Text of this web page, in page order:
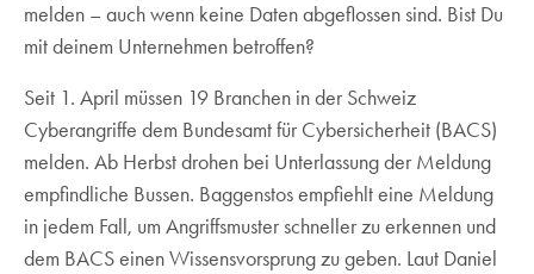
melden – auch wenn keine Daten abgeflossen sind. Bist Du
mit deinem Unternehmen betroffen?
Seit 1. April müssen 19 Branchen in der Schweiz
Cyberangriffe dem Bundesamt für Cybersicherheit (BACS)
melden. Ab Herbst drohen bei Unterlassung der Meldung
empfindliche Bussen. Baggenstos empfiehlt eine Meldung
in jedem Fall, um Angriffsmuster schneller zu erkennen und
dem BACS einen Wissensvorsprung zu geben. Laut Daniel